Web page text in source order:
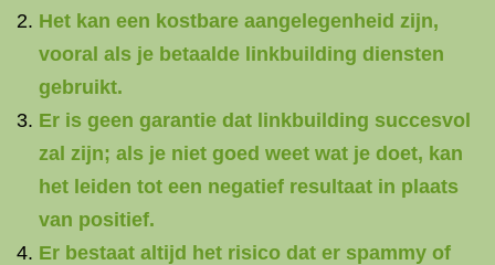
Het kan een kostbare aangelegenheid zijn,
vooral als je betaalde linkbuilding diensten
gebruikt.
Er is geen garantie dat linkbuilding succesvol
zal zijn; als je niet goed weet wat je doet, kan
het leiden tot een negatief resultaat in plaats
van positief.
Er bestaat altijd het risico dat er spammy of